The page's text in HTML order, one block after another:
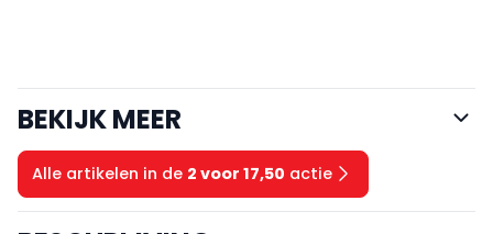
BEKIJK MEER
Alle artikelen in de 2 voor 17,50 actie